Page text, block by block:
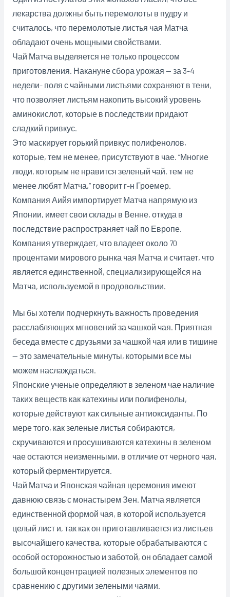
лекарства должны быть перемолоты в пудру и
считалось, что перемолотые листья чая Матча
обладают очень мощными свойствами.
Чай Матча выделяется не только процессом
приготовления. Накануне сбора урожая — за 3-4
недели- поля с чайными листьями сохраняют в тени,
что позволяет листьям накопить высокий уровень
аминокислот, которые в последствии придают
сладкий привкус.
Это маскирует горький привкус полифенолов,
которые, тем не менее, присутствуют в чае. “Многие
люди, которым не нравится зеленый чай, тем не
менее любят Матча,” говорит г-н Гроемер.
Компания Аийя импортирует Матча напрямую из
Японии, имеет свои склады в Венне, откуда в
последствие распространяет чай по Европе.
Компания утверждает, что владеет около 70
процентами мирового рынка чая Матча и считает, что
является единственной, специализирующейся на
Матча, используемой в продовольствии.
Мы бы хотели подчеркнуть важность проведения
расслабляющих мгновений за чашкой чая. Приятная
беседа вместе с друзьями за чашкой чая или в тишине
— это замечательные минуты, которыми все мы
можем наслаждаться.
Японские ученые определяют в зеленом чае наличие
таких веществ как катехины или полифенолы,
которые действуют как сильные антиоксиданты. По
мере того, как зеленые листья собираются,
скручиваются и просушиваются катехины в зеленом
чае остаются неизменными, в отличие от черного чая,
который ферментируется.
Чай Матча и Японская чайная церемония имеют
давнюю связь с монастырем Зен. Матча является
единственной формой чая, в которой используется
целый лист и, так как он приготавливается из листьев
высочайшего качества, которые обрабатываются с
особой осторожностью и заботой, он обладает самой
большой концентрацией полезных элементов по
сравнению с другими зелеными чаями.